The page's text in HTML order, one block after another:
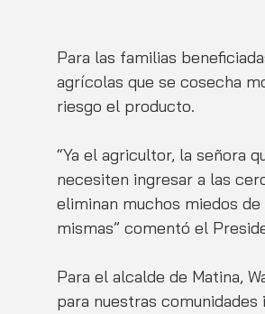
Para las familias
agrícolas que se cosecha
riesgo el producto.
“Ya el agricultor, la señora
necesiten ingresar a las
eliminan muchos miedos
mismas” comentó el
Para el alcalde de Matina,
para nuestras